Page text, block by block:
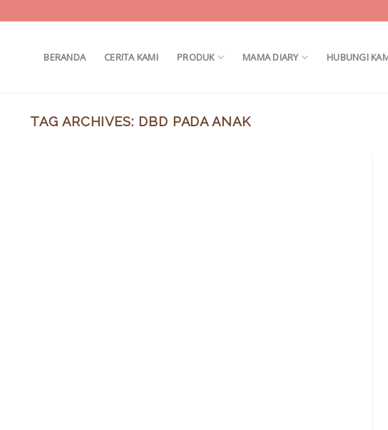
BERANDA CERITA KAMI PRODUK MAMA DIARY HUBUNGI
TAG ARCHIVES: DBD PADA ANAK